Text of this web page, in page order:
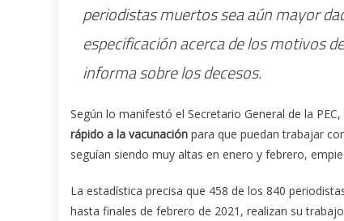
periodistas muertos sea aún mayor
especificación acerca de los motivos
informa sobre los decesos.
Según lo manifestó el Secretario General de la
rápido a la vacunación para que puedan trabajar
seguían siendo muy altas en enero y febrero,
La estadística precisa que 458 de los 840
hasta finales de febrero de 2021, realizan su